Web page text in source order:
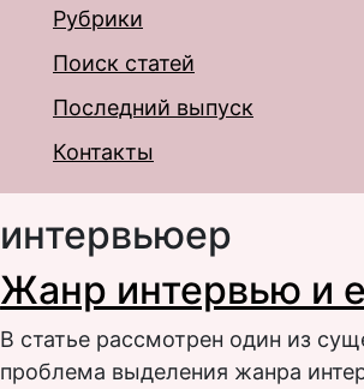
Рубрики
Поиск статей
Последний выпуск
Контакты
интервьюер
Жанр интервью и
В статье рассмотрен один из
проблема выделения жанра